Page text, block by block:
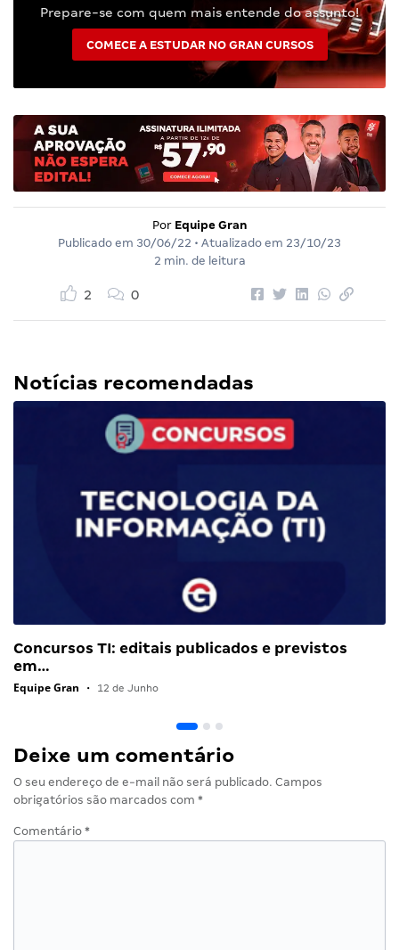
Prepare-se com quem mais entende do assunto!
COMECE A ESTUDAR NO GRAN CURSOS
Por Equipe Gran
Publicado em 30/06/22 • Atualizado em 23/10/23
2 min. de leitura
2 0
Notícias recomendadas
Concursos TI: editais publicados e previstos
em…
Equipe Gran • 12 de Junho
Deixe um comentário
O seu endereço de e-mail não será publicado. Campos
obrigatórios são marcados com *
Comentário *